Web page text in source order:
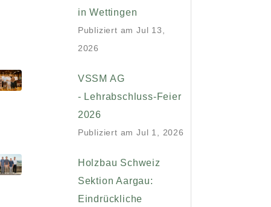
in Wettingen
Publiziert am Jul 13,
2026
VSSM AG
- Lehrabschluss-Feier
2026
Publiziert am Jul 1, 2026
Holzbau Schweiz
Sektion Aargau:
Eindrückliche